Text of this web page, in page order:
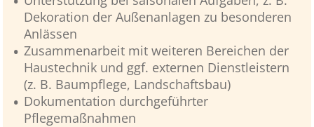
Dekoration der Außenanlagen zu besonderen
Anlässen
Zusammenarbeit mit weiteren Bereichen der
Haustechnik und ggf. externen Dienstleistern
(z. B. Baumpflege, Landschaftsbau)
Dokumentation durchgeführter
Pflegemaßnahmen